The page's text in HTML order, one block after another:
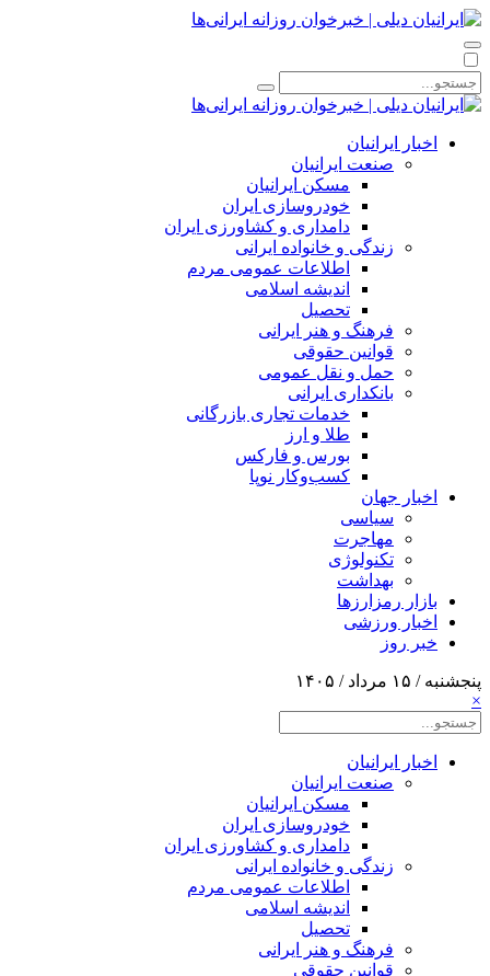
اخبار ایرانیان
صنعت ایرانیان
مسکن ایرانیان
خودروسازی ایران
دامداری و کشاورزی ایران
زندگی و خانواده ایرانی
اطلاعات عمومی مردم
اندیشه اسلامی
تحصیل
فرهنگ و هنر ایرانی
قوانین حقوقی
حمل و نقل عمومی
بانکداری ایرانی
خدمات تجاری بازرگانی
طلا و ارز
بورس و فارکس
کسب‌وکار نوپا
اخبار جهان
سیاسی
مهاجرت
تکنولوژی
بهداشت
بازار رمزارزها
اخبار ورزشی
خبر روز
پنجشنبه / ۱۵ مرداد / ۱۴۰۵
×
اخبار ایرانیان
صنعت ایرانیان
مسکن ایرانیان
خودروسازی ایران
دامداری و کشاورزی ایران
زندگی و خانواده ایرانی
اطلاعات عمومی مردم
اندیشه اسلامی
تحصیل
فرهنگ و هنر ایرانی
قوانین حقوقی